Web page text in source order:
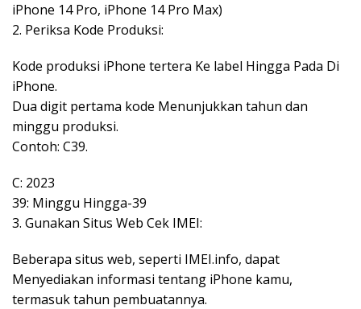
iPhone 14 Pro, iPhone 14 Pro Max)
2. Periksa Kode Produksi:
Kode produksi iPhone tertera Ke label Hingga Pada Di
iPhone.
Dua digit pertama kode Menunjukkan tahun dan
minggu produksi.
Contoh: C39.
C: 2023
39: Minggu Hingga-39
3. Gunakan Situs Web Cek IMEI:
Beberapa situs web, seperti IMEI.info, dapat
Menyediakan informasi tentang iPhone kamu,
termasuk tahun pembuatannya.